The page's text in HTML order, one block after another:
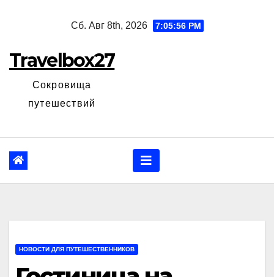
Сб. Авг 8th, 2026 7:05:57 PM
Travelbox27
Сокровища
путешествий
НОВОСТИ ДЛЯ ПУТЕШЕСТВЕННИКОВ